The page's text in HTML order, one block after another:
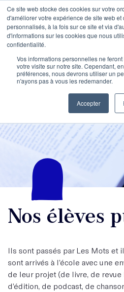
Ce site web stocke des cookies sur votre
d'améliorer votre expérience de site web
personnalisés, à la fois sur ce site et via
d'informations sur les cookies que nous
confidentialité.
Vos informations personnelles ne
votre visite sur notre site. Cependant,
préférences, nous devrons utiliser un
n'ayons pas à vous les redemander.
Accepter
Nos élèves
Ils sont passés par Les Mots et
sont arrivés à l’école avec une
de leur projet (de livre, de
d’édition, de podcast, de